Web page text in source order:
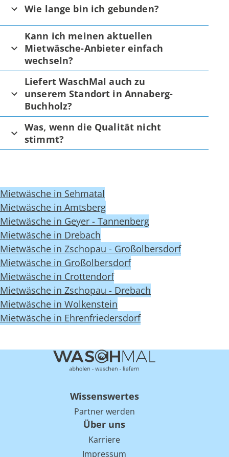
Wie lange bin ich gebunden?
Kann ich meinen aktuellen
Mietwäsche-Anbieter einfach
wechseln?
Liefert WaschMal auch zu
unserem Standort in Annaberg-
Buchholz?
Was, wenn die Qualität nicht
stimmt?
Mietwäsche in Sehmatal
Mietwäsche in Amtsberg
Mietwäsche in Geyer - Tannenberg
Mietwäsche in Drebach
Mietwäsche in Zschopau - Großolbersdorf
Mietwäsche in Großolbersdorf
Mietwäsche in Crottendorf
Mietwäsche in Zschopau - Drebach
Mietwäsche in Wolkenstein
Mietwäsche in Ehrenfriedersdorf
Wissenswertes
Partner werden
Über uns
Karriere
Impressum